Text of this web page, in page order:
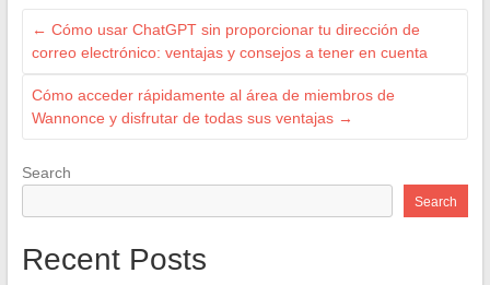
← Cómo usar ChatGPT sin proporcionar tu dirección de
correo electrónico: ventajas y consejos a tener en cuenta
Cómo acceder rápidamente al área de miembros de
Wannonce y disfrutar de todas sus ventajas →
Search
Search
Recent Posts